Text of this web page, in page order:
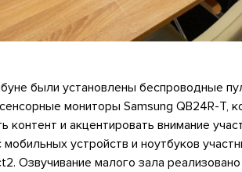
были установлены беспроводные
мониторы Samsung QB24R-T,
контент и акцентировать внимание
устройств и ноутбуков
Озвучивание малого зала